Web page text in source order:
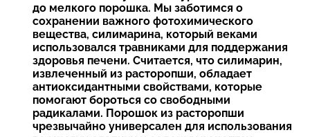
до мелкого порошка. Мы заботимся о
сохранении важного фотохимического
вещества, силимарина, который веками
использовался травниками для поддержания
здоровья печени. Считается, что силимарин,
извлеченный из расторопши, обладает
антиоксидантными свойствами, которые
помогают бороться со свободными
радикалами. Порошок из расторопши
чрезвычайно универсален для использования